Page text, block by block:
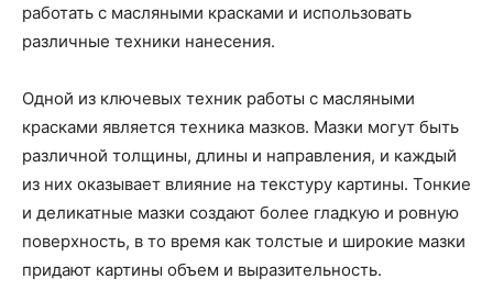
работать с масляными красками и использовать
различные техники нанесения.
Одной из ключевых техник работы с масляными
красками является техника мазков. Мазки могут быть
различной толщины, длины и направления, и каждый
из них оказывает влияние на текстуру картины. Тонкие
и деликатные мазки создают более гладкую и ровную
поверхность, в то время как толстые и широкие мазки
придают картины объем и выразительность.